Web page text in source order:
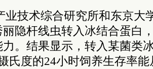
业技术综合研究所和东京大
隐杆线虫转入冰结合蛋白
。结果显示，转入某菌类
氏度的24小时饲养生存率